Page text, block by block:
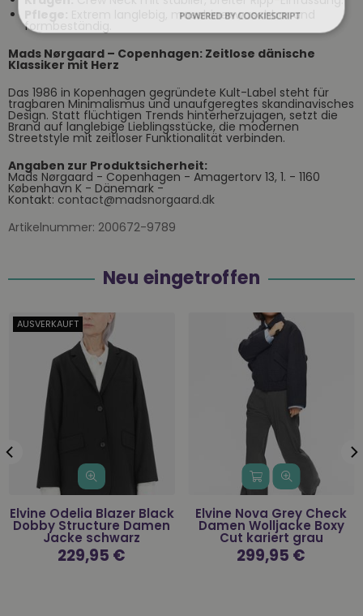
Extrem langlebig, maschinenwaschbar und
formbeständig.
Mads Nørgaard – Copenhagen: Zeitlose dänische
Klassiker mit Herz
Das 1986 in Kopenhagen gegründete Kult-Label steht für
tragbaren Minimalismus und unaufgeregtes skandinavisches
Design. Statt flüchtigen Trends hinterherzujagen, setzt die
Brand auf langlebige Lieblingsstücke, die modernen
Streetstyle mit zeitloser Funktionalität verbinden.
Angaben zur Produktsicherheit:
Mads Nørgaard - Copenhagen - Amagertorv 13, 1. - 1160
København K - Dänemark -
Kontakt: contact@madsnorgaard.dk
Artikelnummer: 200672-9789
Neu eingetroffen
AUSVERKAUFT
Elvine Odelia Blazer Black
Dobby Structure Damen
Jacke schwarz
Normaler
Preis
229,95 €
Elvine Nova Grey Check
Damen Wolljacke Boxy
Cut kariert grau
Normaler
Preis
299,95 €
POWERED BY COOKIESCRIPT